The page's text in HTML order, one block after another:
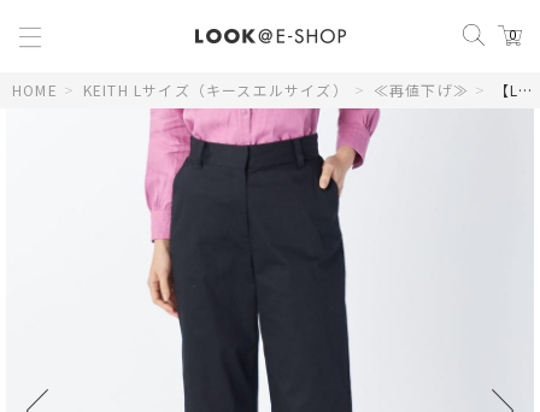
0
HOME > KEITH Lサイズ（キースエルサイズ） > ≪再値下げ≫ > 【Lサイズ】ツイルストレッチパンツ